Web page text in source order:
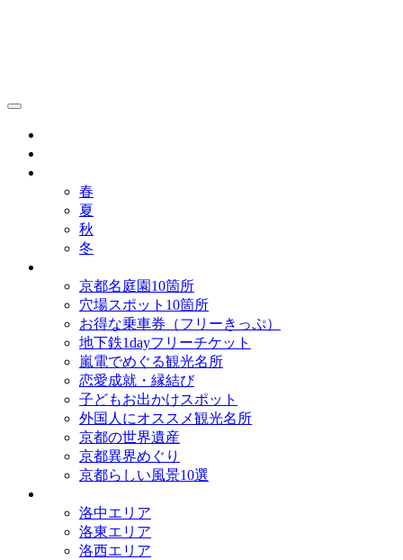
春
夏
秋
冬
京都名庭園10箇所
穴場スポット10箇所
お得な乗車券（フリーきっぷ）
地下鉄1dayフリーチケット
嵐電でめぐる観光名所
恋愛成就・縁結び
子どもお出かけスポット
外国人にオススメ観光名所
京都の世界遺産
京都異界めぐり
京都らしい風景10選
洛中エリア
洛東エリア
洛西エリア